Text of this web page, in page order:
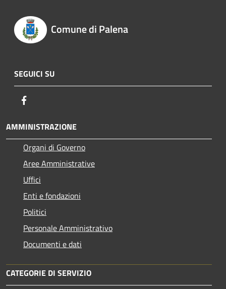
Comune di Palena
SEGUICI SU
AMMINISTRAZIONE
Organi di Governo
Aree Amministrative
Uffici
Enti e fondazioni
Politici
Personale Amministrativo
Documenti e dati
CATEGORIE DI SERVIZIO